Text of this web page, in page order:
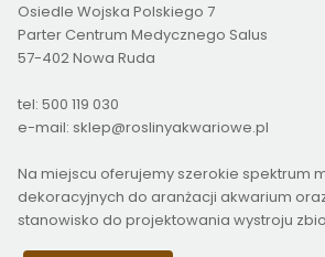
Osiedle Wojska Polskiego 7
Parter Centrum Medycznego Salus
57-402 Nowa Ruda
tel: 500 119 030
e-mail: sklep@roslinyakwariowe.pl
Na miejscu oferujemy szerokie spektrum
dekoracyjnych do aranżacji akwarium
stanowisko do projektowania wystroju